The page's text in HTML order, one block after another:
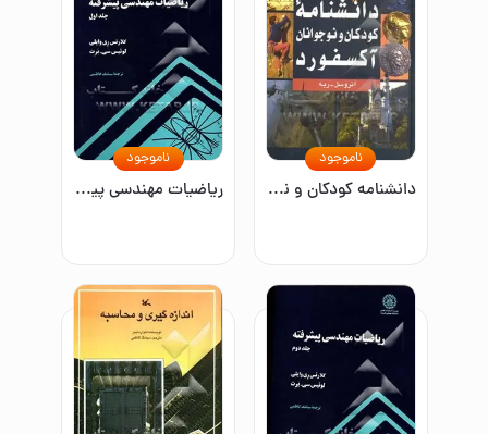
دانشنامه کودکان و نوجوانان آکسفورد: آئروسل - ریه (2جلدی)
ناموجود
ریاضیات مهندسی پیشرفته
ناموجود